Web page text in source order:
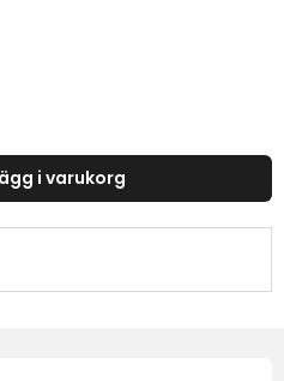
i varukorg